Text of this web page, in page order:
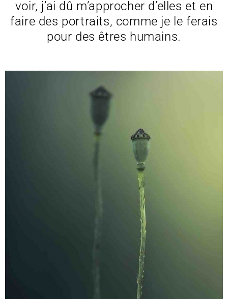
voir, j’ai dû m’approcher d’elles et en
faire des portraits, comme je le ferais
pour des êtres humains.